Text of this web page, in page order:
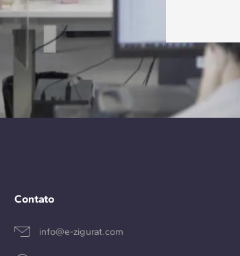
Contato
info@e-zigurat.com